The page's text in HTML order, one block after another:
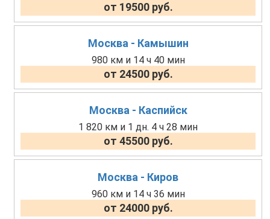
от 19500 руб.
Москва - Камышин
980 км и 14 ч 40 мин
от 24500 руб.
Москва - Каспийск
1 820 км и 1 дн. 4 ч 28 мин
от 45500 руб.
Москва - Киров
960 км и 14 ч 36 мин
от 24000 руб.